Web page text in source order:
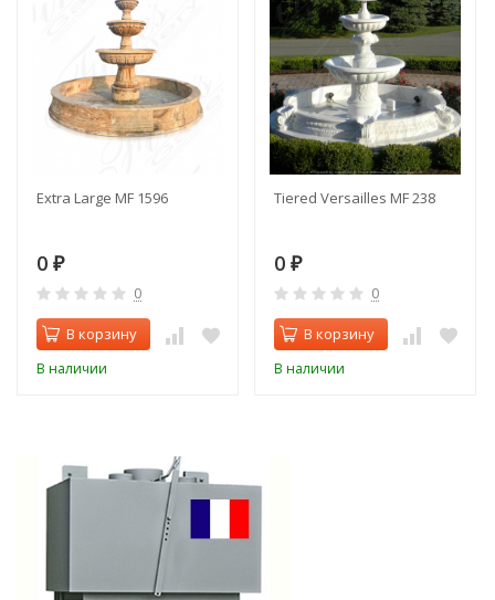
Extra Large MF 1596
0 ₽
0
В корзину
В наличии
Tiered Versailles MF 238
0 ₽
0
В корзину
В наличии